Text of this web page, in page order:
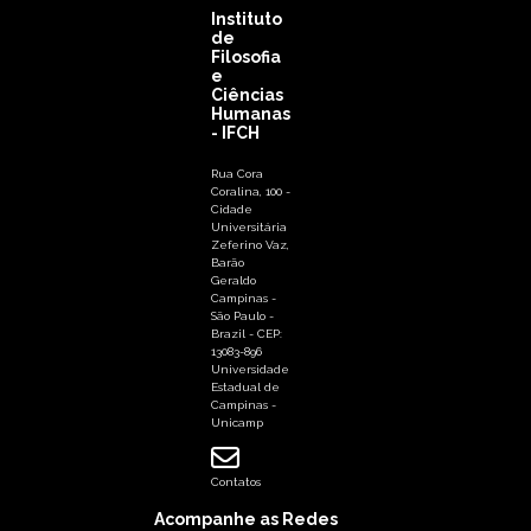
Instituto
de
Filosofia
e
Ciências
Humanas
- IFCH
Rua Cora
Coralina, 100 -
Cidade
Universitária
Zeferino Vaz,
Barão
Geraldo
Campinas -
São Paulo -
Brazil - CEP:
13083-896
Universidade
Estadual de
Campinas -
Unicamp
Contatos
Acompanhe as Redes